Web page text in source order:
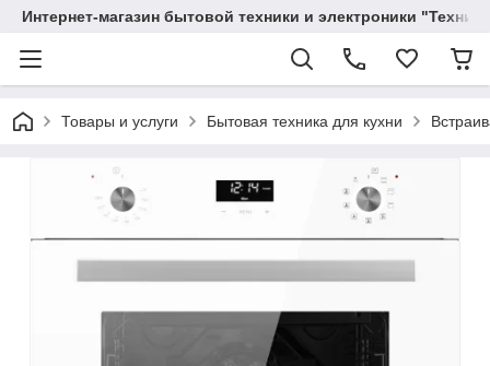
Интернет-магазин бытовой техники и электроники
Товары и услуги Бытовая техника для кухни